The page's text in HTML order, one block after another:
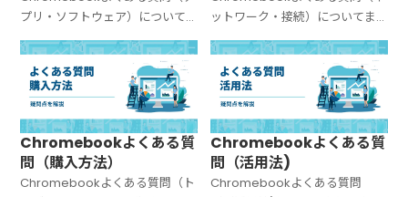
プリ・ソフトウェア）について
まとめました。
ットワーク・接続）についてま
とめました。
Chromebookよくある質
問（購入方法）
Chromebookよくある質問（ト
Chromebookよくある質
問（活用法)
Chromebookよくある質問